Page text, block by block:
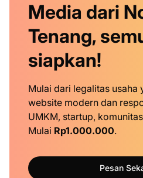
Media dari
Tenang,
siapkan!
Mulai dari legalitas usaha
website modern dan
UMKM, startup,
Mulai Rp1.000.000.
Pesan